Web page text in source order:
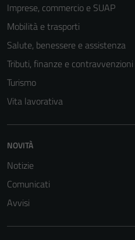
Imprese, commercio e SUAP
Mobilità e trasporti
Salute, benessere e assistenza
Tributi, finanze e contravvenzioni
Turismo
Vita lavorativa
NOVITÀ
Notizie
Comunicati
Avvisi